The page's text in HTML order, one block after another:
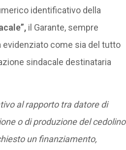
identificativo della
il Garante, sempre
evidenziato come sia del tutto
sindacale destinataria
al rapporto tra datore di
o di produzione del cedolino
un finanziamento,